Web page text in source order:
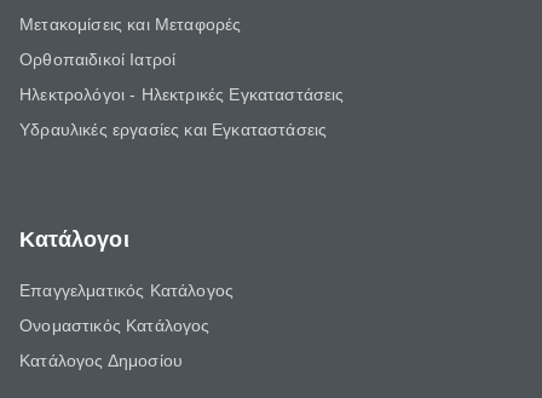
Μετακομίσεις και Μεταφορές
Ορθοπαιδικοί Ιατροί
Ηλεκτρολόγοι - Ηλεκτρικές Εγκαταστάσεις
Υδραυλικές εργασίες και Εγκαταστάσεις
Κατάλογοι
Επαγγελματικός Κατάλογος
Ονομαστικός Κατάλογος
Κατάλογος Δημοσίου